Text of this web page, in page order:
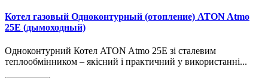
Котел газовый Одноконтурный (отопление) ATON Atmo
25Е (дымоходный)
Одноконтурний Котел ATON Atmo 25Е зі сталевим
теплообмінником – якісний і практичний у використанні...